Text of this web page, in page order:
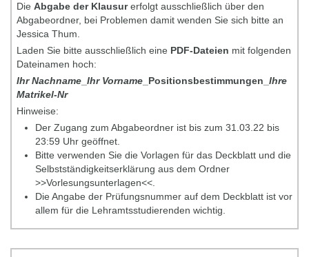
Die Abgabe der Klausur erfolgt ausschließlich über den
Abgabeordner, bei Problemen damit wenden Sie sich bitte an
Jessica Thum.
Laden Sie bitte ausschließlich eine PDF-Dateien mit folgenden
Dateinamen hoch:
Ihr Nachname_ Ihr Vorname_Positionsbestimmungen_ Ihre
Matrikel-Nr
Hinweise:
Der Zugang zum Abgabeordner ist bis zum 31.03.22 bis
23:59 Uhr geöffnet.
Bitte verwenden Sie die Vorlagen für das Deckblatt und die
Selbstständigkeitserklärung aus dem Ordner
>>Vorlesungsunterlagen<<.
Die Angabe der Prüfungsnummer auf dem Deckblatt ist vor
allem für die Lehramtsstudierenden wichtig.